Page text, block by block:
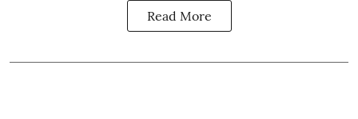
Read More